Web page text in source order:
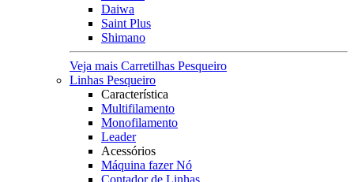
Daiwa
Saint Plus
Shimano
Veja mais Carretilhas Pesqueiro
Linhas Pesqueiro
Característica
Multifilamento
Monofilamento
Leader
Acessórios
Máquina fazer Nó
Contador de Linhas